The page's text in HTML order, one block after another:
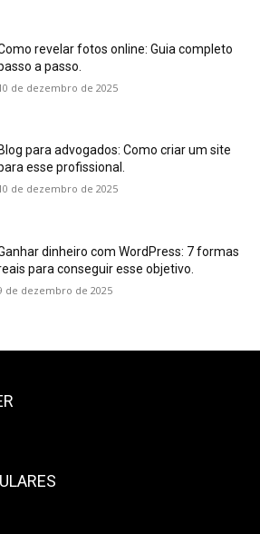
revelar fotos online: Guia completo
a passo.
de dezembro de 2025
Blog para advogados: Como criar um site
esse profissional.
de dezembro de 2025
dinheiro com WordPress: 7 formas
para conseguir esse objetivo.
de dezembro de 2025